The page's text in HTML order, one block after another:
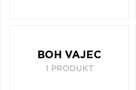
BOH VAJEC
1 PRODUKT